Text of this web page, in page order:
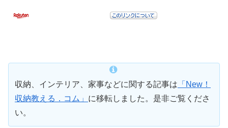
収納、インテリア、家事などに関する記事は 「New！
収納教える．コム」 に移転しました。是非ご覧くださ
い。